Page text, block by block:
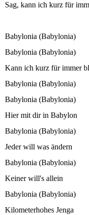
Sag, kann ich kurz für
Babylonia (Babylonia)
Babylonia (Babylonia)
Kann ich kurz für immer
Babylonia (Babylonia)
Babylonia (Babylonia)
Hier mit dir in Babylon
Babylonia (Babylonia)
Jeder will was ändern
Babylonia (Babylonia)
Keiner will's allein
Babylonia (Babylonia)
Kilometerhohes Jenga